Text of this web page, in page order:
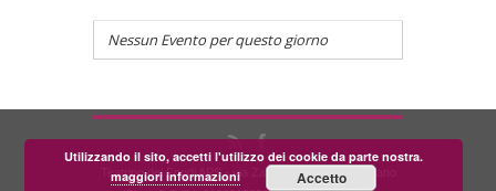
Nessun Evento per questo giorno
Teatrino dei Fondi APS - via Zara, 58 56024 Corazzano
Utilizzando il sito, accetti l'utilizzo dei cookie da parte nostra.
maggiori informazioni
Accetto